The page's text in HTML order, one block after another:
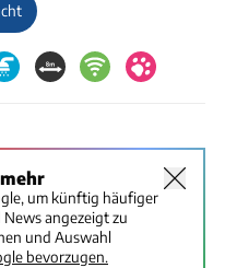
um künftig häufiger
angezeigt zu
und Auswahl
bevorzugen.